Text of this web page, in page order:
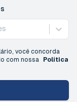
você concorda
com nossa
Política